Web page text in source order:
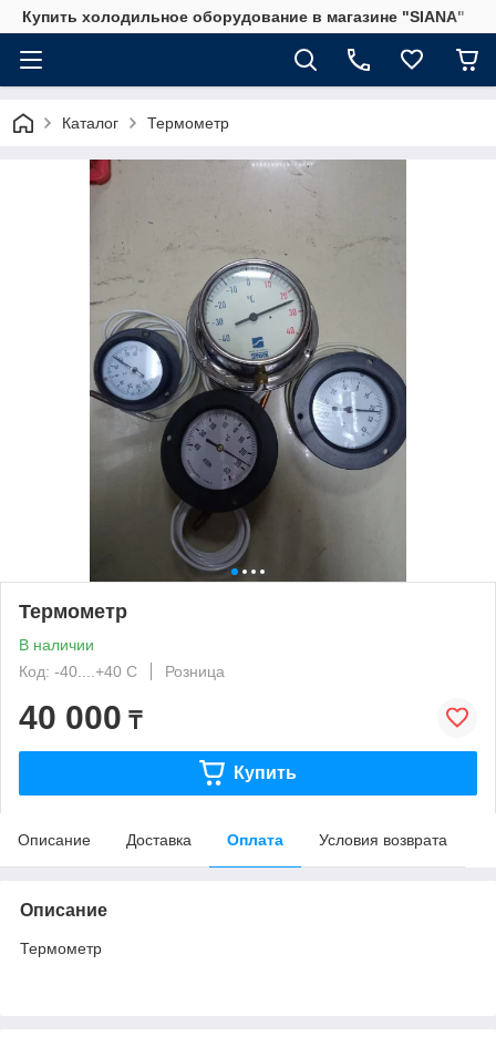
Купить холодильное оборудование в магазине "SIANA"
Каталог Термометр
Термометр
В наличии
Код: -40....+40 С
Розница
40 000 ₸
Купить
Описание Доставка Оплата Условия возврата
Описание
Термометр